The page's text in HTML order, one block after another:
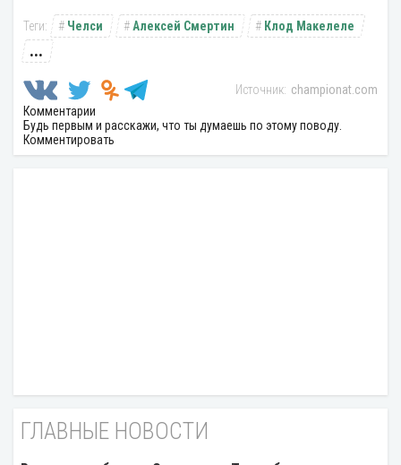
Челси Алексей Смертин Клод Макелеле
...
championat.com
Комментарии
Будь первым и расскажи, что ты думаешь по этому поводу.
Комментировать
ГЛАВНЫЕ НОВОСТИ